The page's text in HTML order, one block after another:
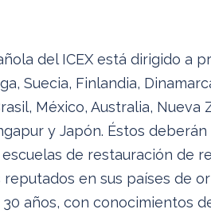
del ICEX está dirigido a
Suecia, Finlandia,
México, Australia, Nueva
y Japón. Éstos deberán
de restauración de
en sus países de
años, con conocimientos